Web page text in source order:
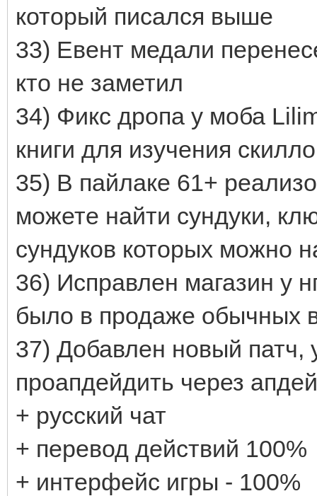
который писался выше
33) Евент медали
кто не заметил
34) Фикс дропа у моба
книги для изучения
35) В пайлаке 61+
можете найти сундуки,
сундуков которых можно
36) Исправлен магазин у
было в продаже обычных
37) Добавлен новый патч,
проапдейдить через
+ русский чат
+ перевод действий 100%
+ интерфейс игры - 100%